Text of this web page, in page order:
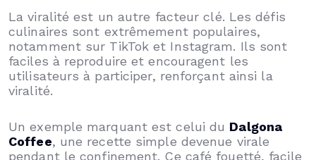
La viralité est un autre facteur clé. Les défis
culinaires sont extrêmement populaires,
notamment sur TikTok et Instagram. Ils sont
faciles à reproduire et encouragent les
utilisateurs à participer, renforçant ainsi la
viralité.
Un exemple marquant est celui du Dalgona
Coffee, une recette simple devenue virale
pendant le confinement. Ce café fouetté, facile